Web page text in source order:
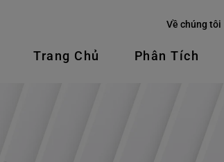
Về chúng tôi
Trang Chủ Phân Tích